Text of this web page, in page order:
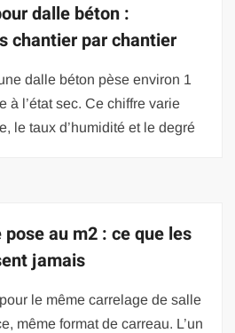
dalle béton :
chantier par chantier
dalle béton pèse environ 1
à l’état sec. Ce chiffre varie
le taux d’humidité et le degré
au m2 : ce que les
jamais
le même carrelage de salle
même format de carreau. L’un